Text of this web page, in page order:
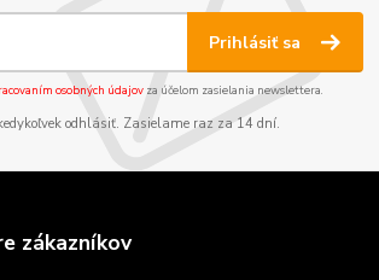
Prihlásiť sa
osobných údajov za účelom zasielania newslettera.
odhlásiť. Zasielame raz za 14 dní.
zákazníkov